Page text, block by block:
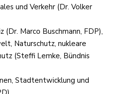
und Verkehr (Dr. Volker
(Dr. Marco Buschmann, FDP),
Naturschutz, nukleare
(Steffi Lemke, Bündnis
Stadtentwicklung und